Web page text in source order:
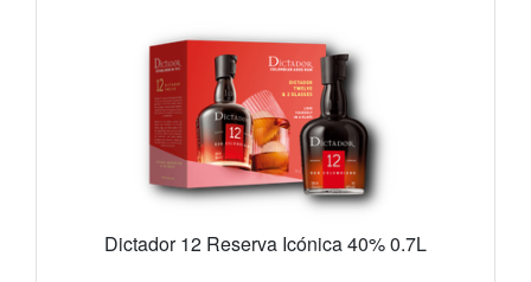
Dictador 12 Reserva Icónica 40% 0.7L